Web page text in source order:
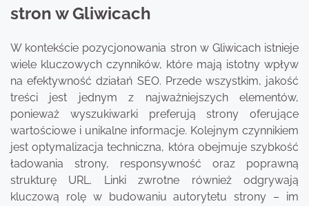
stron w Gliwicach
W kontekście pozycjonowania stron w Gliwicach istnieje
wiele kluczowych czynników, które mają istotny wpływ
na efektywność działań SEO. Przede wszystkim, jakość
treści jest jednym z najważniejszych elementów,
ponieważ wyszukiwarki preferują strony oferujące
wartościowe i unikalne informacje. Kolejnym czynnikiem
jest optymalizacja techniczna, która obejmuje szybkość
ładowania strony, responsywność oraz poprawną
strukturę URL. Linki zwrotne również odgrywają
kluczową rolę w budowaniu autorytetu strony – im